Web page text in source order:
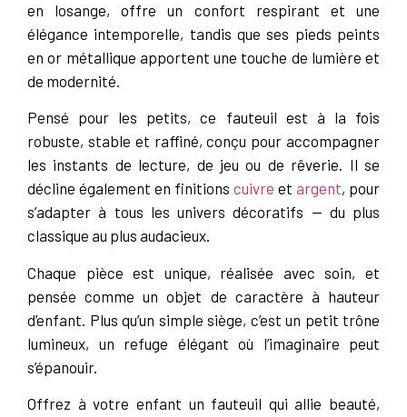
en losange, offre un confort respirant et une
élégance intemporelle, tandis que ses pieds peints
en or métallique apportent une touche de lumière et
de modernité.
Pensé pour les petits, ce fauteuil est à la fois
robuste, stable et raffiné, conçu pour accompagner
les instants de lecture, de jeu ou de rêverie. Il se
décline également en finitions cuivre et argent, pour
s’adapter à tous les univers décoratifs — du plus
classique au plus audacieux.
Chaque pièce est unique, réalisée avec soin, et
pensée comme un objet de caractère à hauteur
d’enfant. Plus qu’un simple siège, c’est un petit trône
lumineux, un refuge élégant où l’imaginaire peut
s’épanouir.
Offrez à votre enfant un fauteuil qui allie beauté,